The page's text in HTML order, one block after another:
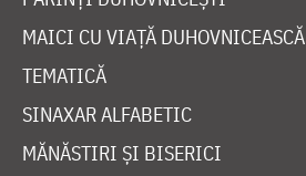
MAICI CU VIAȚĂ DUHOVNICEASCĂ
TEMATICĂ
SINAXAR ALFABETIC
MĂNĂSTIRI ȘI BISERICI